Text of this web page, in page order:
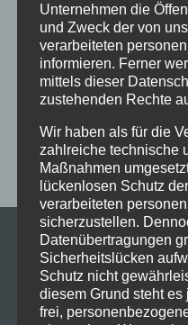
Schaut hin!
Schloss
Sommerferien
Tanzkurs
Tanzpause
Training
Weihnachten
Workshop tanzen
Zumba
Unternehmen die
und Zweck der von
verarbeiteten
informieren. Ferner
mittels dieser
zustehenden Rechte
Wir haben als für die
zahlreiche technische
Maßnahmen
lückenlosen Schutz
verarbeiteten
sicherzustellen.
Datenübertragungen
Sicherheitslücken
Schutz nicht
diesem Grund steht
frei,